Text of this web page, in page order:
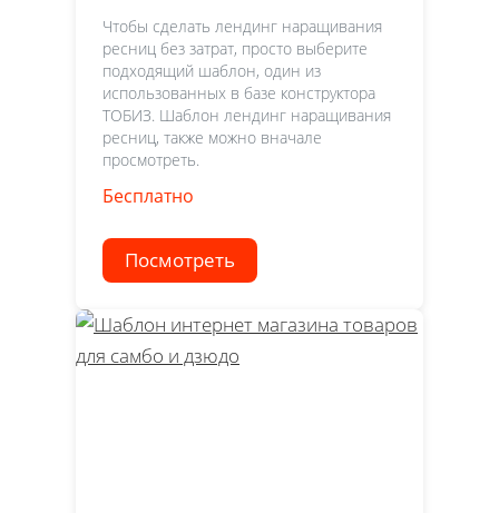
Чтобы сделать лендинг наращивания
ресниц без затрат, просто выберите
подходящий шаблон, один из
использованных в базе конструктора
ТОБИЗ. Шаблон лендинг наращивания
ресниц, также можно вначале
просмотреть.
Бесплатно
Посмотреть